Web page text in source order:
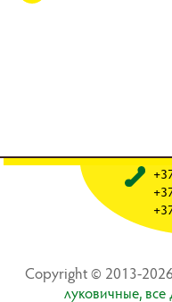
Copyright © 2013-
лyкoвичныe,